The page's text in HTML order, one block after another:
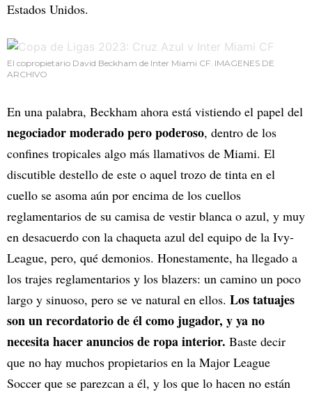
Estados Unidos.
El copropietario David Beckham de Inter Miami CF. IMAGENES DE
ARCHIVO
En una palabra, Beckham ahora está vistiendo el papel del
negociador moderado pero poderoso, dentro de los
confines tropicales algo más llamativos de Miami. El
discutible destello de este o aquel trozo de tinta en el
cuello se asoma aún por encima de los cuellos
reglamentarios de su camisa de vestir blanca o azul, y muy
en desacuerdo con la chaqueta azul del equipo de la Ivy-
League, pero, qué demonios. Honestamente, ha llegado a
los trajes reglamentarios y los blazers: un camino un poco
largo y sinuoso, pero se ve natural en ellos. Los tatuajes
son un recordatorio de él como jugador, y ya no
necesita hacer anuncios de ropa interior. Baste decir
que no hay muchos propietarios en la Major League
Soccer que se parezcan a él, y los que lo hacen no están